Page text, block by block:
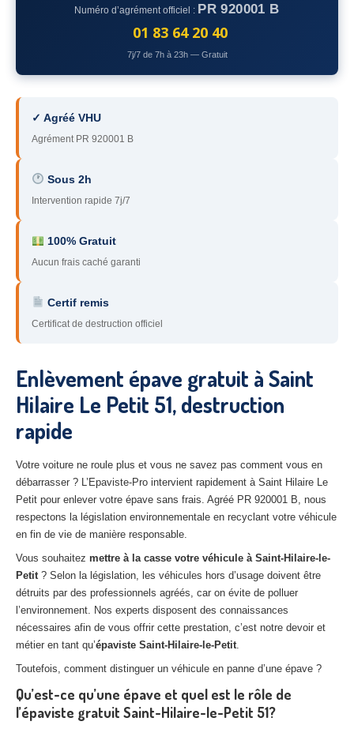
– Yvelines
– Hauts-de-Seine
93– Seine-Saint-Denis
94 – Val-de-Marne
95– Val d’Oise
91 – Essonne
– Yonne
60 – Oise
45 – Loiret
10 – Aube
02
Tous les secteurs
CENTREVHU AGRÉE
Centreagréé VHU Paris 75 : casse auto avec destruction
Centreagréé VHU 77 : casse auto avec destruction
Centreagréé VHU 78 : casse auto avec destruction
Centreagréé VHU 91 : casse auto avec destruction
Centre agréé VHU 93 : casse auto avec destruction
Centreagréé VHU 94 : casse auto avec destruction
Numéro d’agrément officiel : PR 920001 B
01 83 64 20 40
7j/7 de 7h à 23h — Gratuit
✓ Agréé VHU
Agrément PR 920001 B
Sous 2h
Intervention rapide 7j/7
100% Gratuit
Aucun frais caché garanti
Certif remis
Certificat de destruction officiel
Enlèvement épave gratuit à Saint
Hilaire Le Petit 51, destruction
rapide
Votre voiture ne roule plus et vous ne savez pas comment vous en
débarrasser ? L’Epaviste-Pro intervient rapidement à Saint Hilaire Le
Petit pour enlever votre épave sans frais. Agréé PR 920001 B, nous
respectons la législation environnementale en recyclant votre véhicule
en fin de vie de manière responsable.
Vous souhaitez mettre à la casse votre véhicule à Saint-Hilaire-le-
Petit? Selon la législation, les véhicules hors d’usage doivent être
détruits par des professionnels agréés, car on évite de polluer
l’environnement. Nos experts disposent des connaissances
nécessaires afin de vous offrir cette prestation, c’est notre devoir et
métier en tant qu’épaviste Saint-Hilaire-le-Petit.
Toutefois, comment distinguer un véhicule en panne d’une épave ?
Qu’est-ce qu’une épave et quel est le rôle de
l’épaviste gratuit Saint-Hilaire-le-Petit 51?